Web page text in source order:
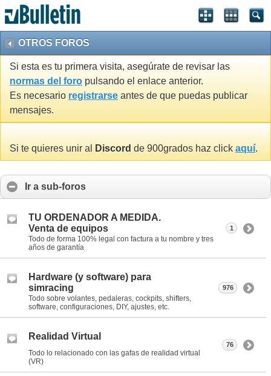
OTROS FOROS
Si esta es tu primera visita, asegúrate de revisar las
normas del foro pulsando el enlace anterior.
Es necesario registrarse antes de que puedas publicar
mensajes.
Si te quieres unir al Discord de 900grados haz click aquí.
Ir a sub-foros
TU ORDENADOR A MEDIDA.
Venta de equipos
Todo de forma 100% legal con factura a tu nombre y tres
años de garantía
1
Hardware (y software) para
simracing
Todo sobre volantes, pedaleras, cockpits, shifters,
software, configuraciones, DIY, ajustes, etc.
976
Realidad Virtual
Todo lo relacionado con las gafas de realidad virtual
(VR)
76